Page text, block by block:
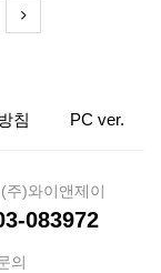
침 PC ver.
주)와이앤제이
083972
의